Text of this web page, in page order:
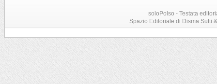
soloPolso - Testata
Spazio Editoriale di Disma Sutti